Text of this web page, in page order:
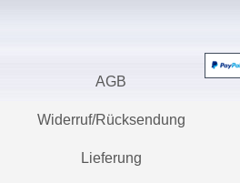
AGB
Widerruf/Rücksendung
Lieferung